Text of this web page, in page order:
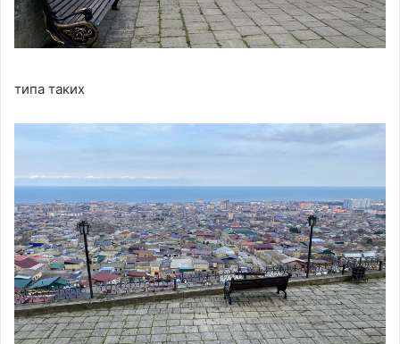
типа таких